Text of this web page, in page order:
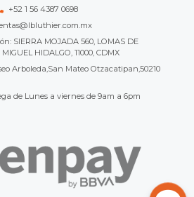
+52 1 56 4387 0698
SIERRA MOJADA 560, LOMAS DE
HIDALGO, 11000, CDMX
Arboleda,San Mateo Otzacatipan,50210
de Lunes a viernes de 9am a 6pm